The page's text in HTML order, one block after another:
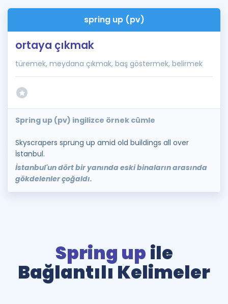
İngilizce Gramer
spring up (pv)
ortaya çıkmak
türemek, meydana çıkmak, baş göstermek, belirmek
Spring up (pv) ingilizce örnek cümle
Skyscrapers sprung up amid old buildings all over
İstanbul.
İstanbul'un dört bir yanında eski binaların arasında
gökdelenler çoğaldı.
Spring up ile
Bağlantılı Kelimeler